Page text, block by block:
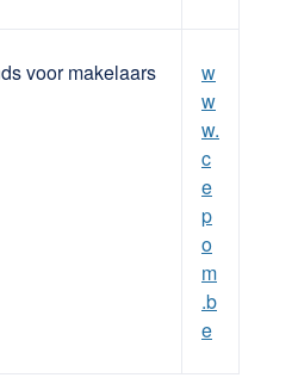
voor makelaars
w
w
w.
c
e
p
o
m
.b
e